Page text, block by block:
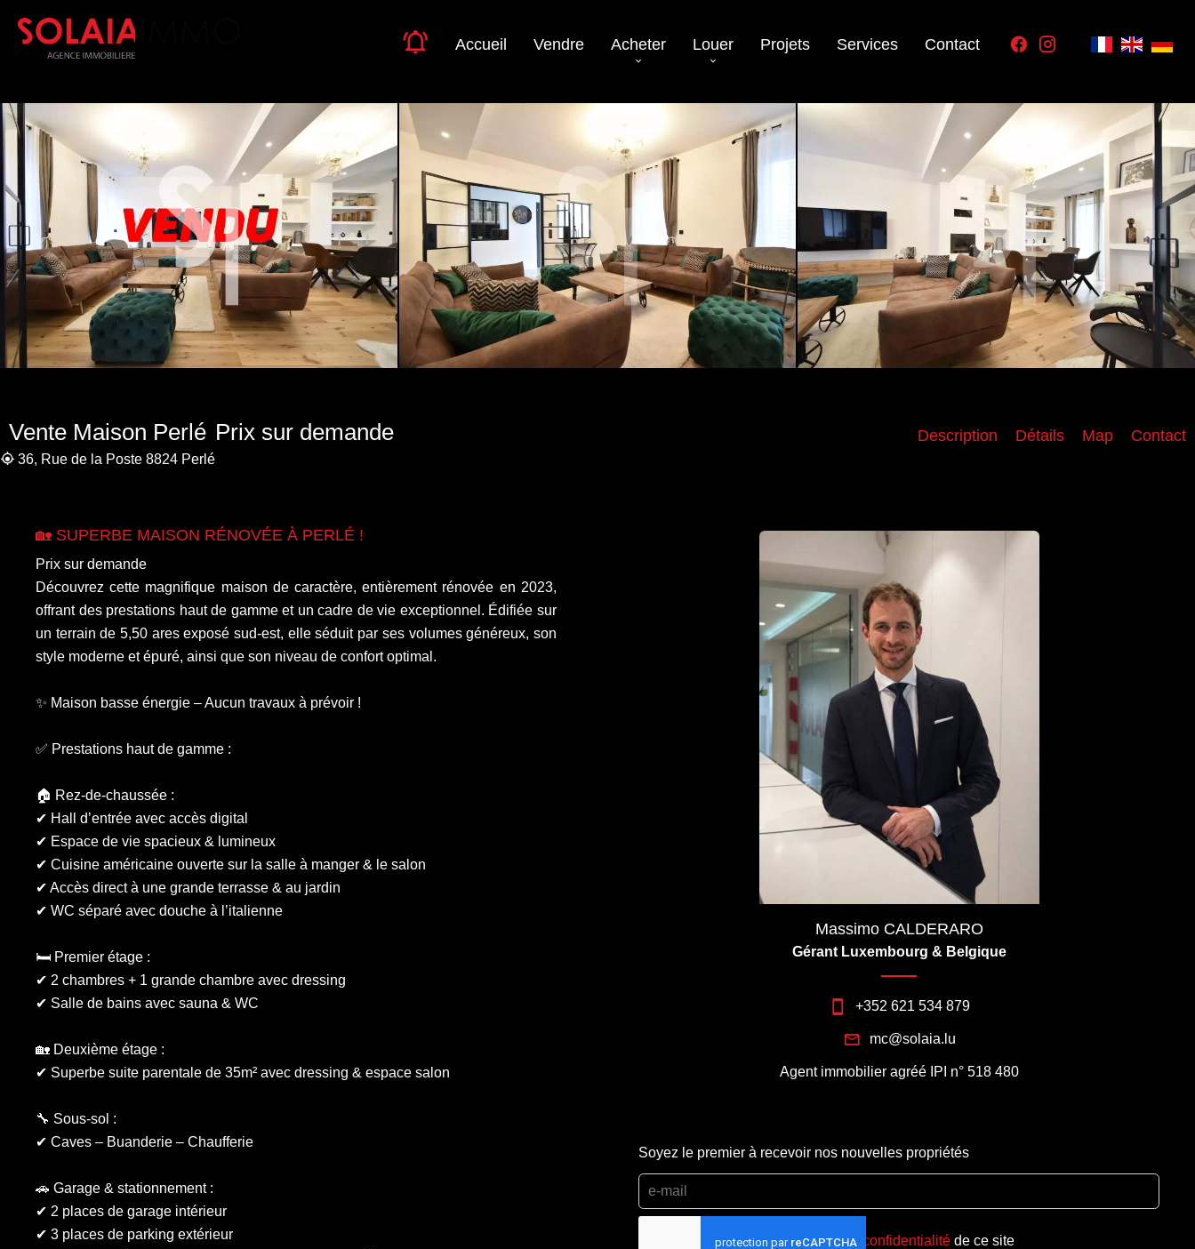
Accueil Vendre Acheter Louer Projets Services Contact
Vente Maison Perlé Prix sur demande
36, Rue de la Poste 8824 Perlé
Description Détails Map Contact
🏡 SUPERBE MAISON RÉNOVÉE À PERLÉ !
Prix sur demande
Découvrez cette magnifique maison de caractère, entièrement rénovée en 2023,
offrant des prestations haut de gamme et un cadre de vie exceptionnel. Édifiée sur
un terrain de 5,50 ares exposé sud-est, elle séduit par ses volumes généreux, son
style moderne et épuré, ainsi que son niveau de confort optimal.
✨ Maison basse énergie – Aucun travaux à prévoir !
✅ Prestations haut de gamme :
🏠 Rez-de-chaussée :
✔ Hall d’entrée avec accès digital
✔ Espace de vie spacieux & lumineux
✔ Cuisine américaine ouverte sur la salle à manger & le salon
✔ Accès direct à une grande terrasse & au jardin
✔ WC séparé avec douche à l’italienne
🛏️ Premier étage :
✔ 2 chambres + 1 grande chambre avec dressing
✔ Salle de bains avec sauna & WC
🏡 Deuxième étage :
✔ Superbe suite parentale de 35m² avec dressing & espace salon
🔧 Sous-sol :
✔ Caves – Buanderie – Chaufferie
🚗 Garage & stationnement :
✔ 2 places de garage intérieur
✔ 3 places de parking extérieur
Massimo CALDERARO
Gérant Luxembourg & Belgique
+352 621 534 879
mc@solaia.lu
Agent immobilier agréé IPI n° 518 480
Soyez le premier à recevoir nos nouvelles propriétés
J’ai lu et j'accepte lapolitique de confidentialité de ce site